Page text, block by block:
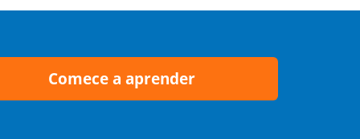
Comece a aprender